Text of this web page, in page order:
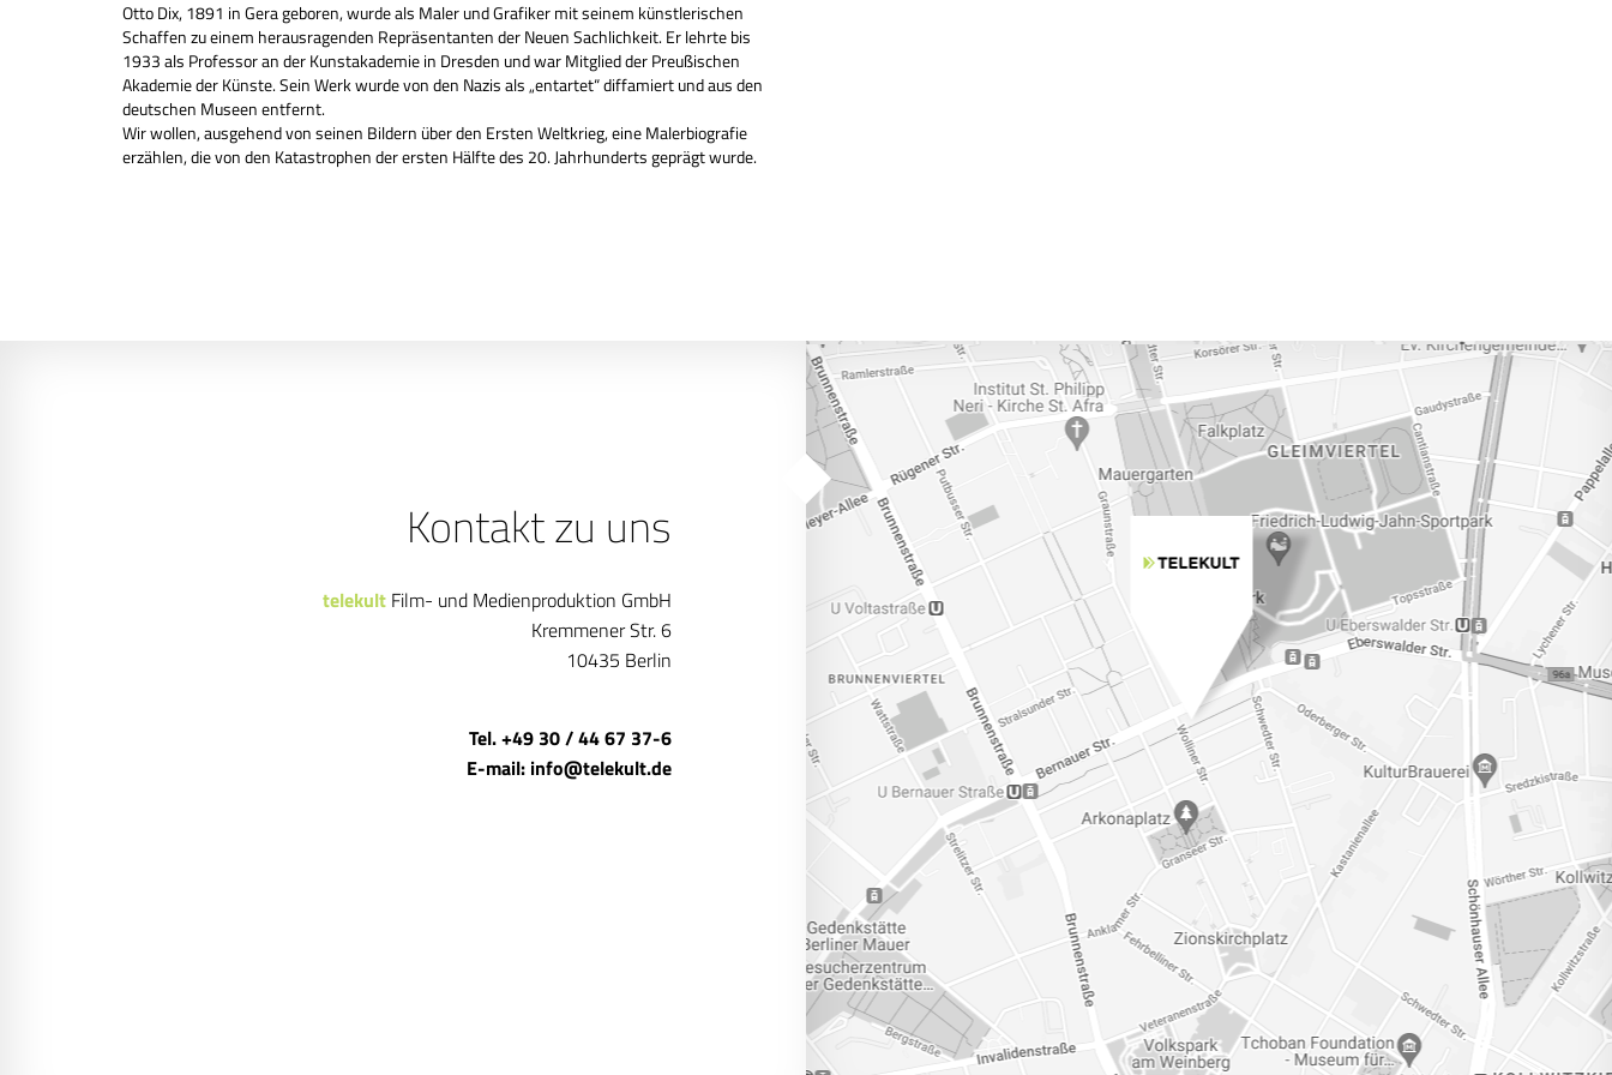
Otto Dix, 1891 in Gera geboren, wurde als Maler und Grafiker mit seinem künstlerischen
Schaffen zu einem herausragenden Repräsentanten der Neuen Sachlichkeit. Er lehrte bis
1933 als Professor an der Kunstakademie in Dresden und war Mitglied der Preußischen
Akademie der Künste. Sein Werk wurde von den Nazis als „entartet“ diffamiert und aus den
deutschen Museen entfernt.
Wir wollen, ausgehend von seinen Bildern über den Ersten Weltkrieg, eine Malerbiografie
erzählen, die von den Katastrophen der ersten Hälfte des 20. Jahrhunderts geprägt wurde.
Kontakt zu uns
telekultFilm- und Medienproduktion GmbH
Kremmener Str. 6
10435 Berlin
Tel. +49 30 / 44 67 37-6
E-mail: info@telekult.de